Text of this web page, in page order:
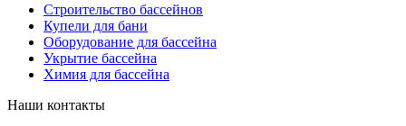
Строительство бассейнов
Купели для бани
Оборудование для бассейна
Укрытие бассейна
Химия для бассейна
Наши контакты